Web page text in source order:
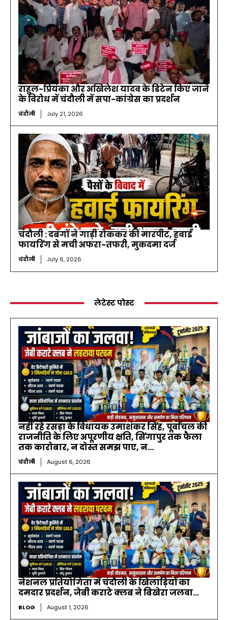
राहुल-प्रियंका और अखिलेश यादव के डिटेन किए जाने
के विरोध में चंदौली में सपा-कांग्रेस का प्रदर्शन
चंदौली July 21, 2026
चंदौली : दबंगों ने गाड़ी रोककर की मारपीट, हवाई
फायरिंग से मची अफरा-तफरी, मुकदमा दर्ज
चंदौली July 6, 2026
लेटेस्ट पोस्ट
नहीं रहे रसड़ा के विधायक उमाशंकर सिंह, पूर्वांचल की
राजनीति के लिए अपूरणीय क्षति, सिंगापुर तक फैला
तक कारोबार, न दोस्त समझ पाए, न...
चंदौली August 6, 2026
नेशनल प्रतियोगिता में चंदौली के खिलाड़ियों का
दमदार प्रदर्शन, जेबी कराटे क्लब ने बिखेरा जलवा…
BLOG August 1, 2026